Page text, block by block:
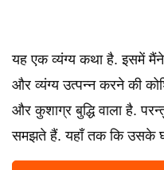
यह एक व्यंग्य कथा है. इसमें
और व्यंग्य उत्पन्न करने की
और कुशाग्र बुद्धि वाला है.
समझते हैं. यहाँ तक कि उसके